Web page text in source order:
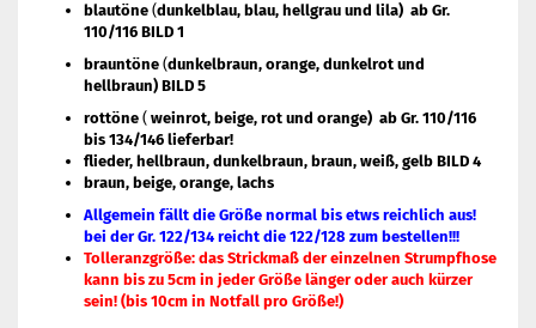
blautöne (dunkelblau, blau, hellgrau und lila) ab Gr.
110/116 BILD 1
brauntöne (dunkelbraun, orange, dunkelrot und
hellbraun) BILD 5
rottöne ( weinrot, beige, rot und orange) ab Gr. 110/116
bis 134/146 lieferbar!
flieder, hellbraun, dunkelbraun, braun, weiß, gelb BILD 4
braun, beige, orange, lachs
Allgemein fällt die Größe normal bis etws reichlich aus!
bei der Gr. 122/134 reicht die 122/128 zum bestellen!!!
Tolleranzgröße: das Strickmaß der einzelnen Strumpfhose
kann bis zu 5cm in jeder Größe länger oder auch kürzer
sein! (bis 10cm in Notfall pro Größe!)